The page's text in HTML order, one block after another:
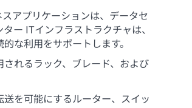
アプリケーションは、データセ
ー ITインフラストラクチャは、
な利用をサポートします。
れるラック、ブレード、および
を可能にするルーター、スイッ